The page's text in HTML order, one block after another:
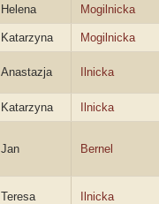
Helena Mogilnicka
Katarzyna Mogilnicka
Anastazja Ilnicka
Katarzyna Ilnicka
Jan Bernel
Teresa Ilnicka